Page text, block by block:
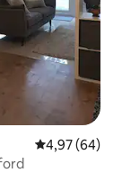
4,97 de uma
4,97 (64)